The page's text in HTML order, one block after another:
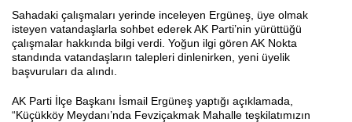
Sahadaki çalışmaları yerinde inceleyen Ergüneş, üye olmak
isteyen vatandaşlarla sohbet ederek AK Parti’nin yürüttüğü
çalışmalar hakkında bilgi verdi. Yoğun ilgi gören AK Nokta
standında vatandaşların talepleri dinlenirken, yeni üyelik
başvuruları da alındı.
AK Parti İlçe Başkanı İsmail Ergüneş yaptığı açıklamada,
“Küçükköy Meydanı’nda Fevziçakmak Mahalle teşkilatımızın